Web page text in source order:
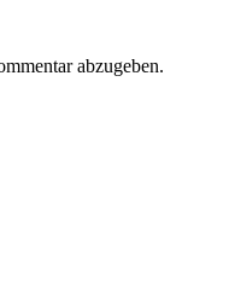
abzugeben.